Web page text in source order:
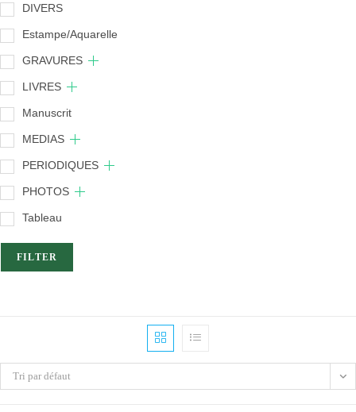
DIVERS
Estampe/Aquarelle
GRAVURES
LIVRES
Manuscrit
MEDIAS
PERIODIQUES
PHOTOS
Tableau
FILTER
Tri par défaut